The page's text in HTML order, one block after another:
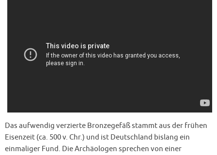
Das aufwendig verzierte Bronzegefäß stammt aus der frühen
Eisenzeit (ca. 500 v. Chr.) und ist Deutschland bislang ein
einmaliger Fund. Die Archäologen sprechen von einer